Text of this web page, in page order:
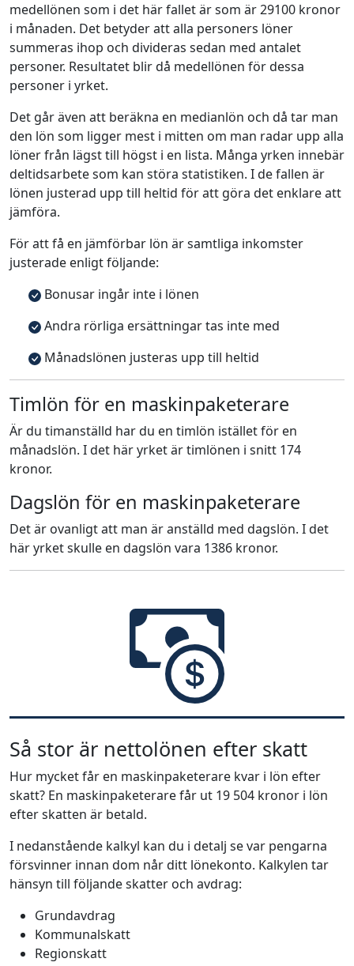
medellönen som i det här fallet är som är 29100 kronor
i månaden. Det betyder att alla personers löner
summeras ihop och divideras sedan med antalet
personer. Resultatet blir då medellönen för dessa
personer i yrket.
Det går även att beräkna en medianlön och då tar man
den lön som ligger mest i mitten om man radar upp alla
löner från lägst till högst i en lista. Många yrken innebär
deltidsarbete som kan störa statistiken. I de fallen är
lönen justerad upp till heltid för att göra det enklare att
jämföra.
För att få en jämförbar lön är samtliga inkomster
justerade enligt följande:
Bonusar ingår inte i lönen
Andra rörliga ersättningar tas inte med
Månadslönen justeras upp till heltid
Timlön för en maskinpaketerare
Är du timanställd har du en timlön istället för en
månadslön. I det här yrket är timlönen i snitt 174
kronor.
Dagslön för en maskinpaketerare
Det är ovanligt att man är anställd med dagslön. I det
här yrket skulle en dagslön vara 1386 kronor.
Så stor är nettolönen efter skatt
Hur mycket får en maskinpaketerare kvar i lön efter
skatt? En maskinpaketerare får ut 19 504 kronor i lön
efter skatten är betald.
I nedanstående kalkyl kan du i detalj se var pengarna
försvinner innan dom når ditt lönekonto. Kalkylen tar
hänsyn till följande skatter och avdrag:
Grundavdrag
Kommunalskatt
Regionskatt